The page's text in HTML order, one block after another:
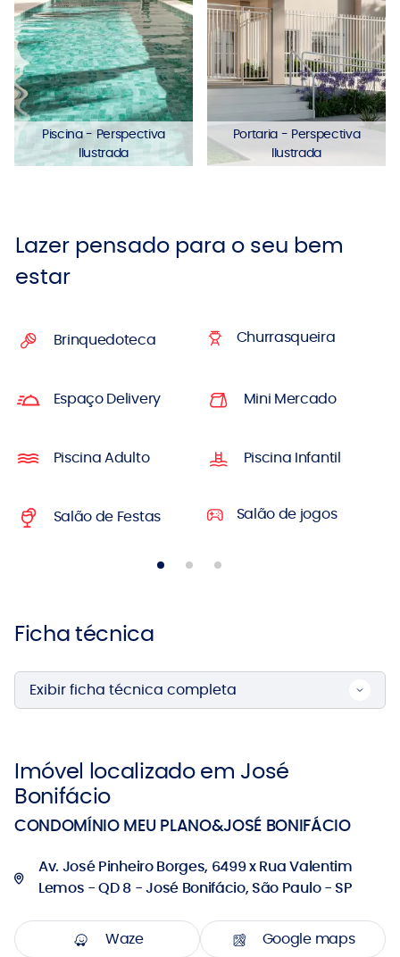
Piscina - Perspectiva
Ilustrada
Portaria - Perspectiva
Ilustrada
Lazer pensado para o seu bem
estar
Brinquedoteca Churrasqueira
Espaço Delivery Mini Mercado
Piscina Adulto Piscina Infantil
Salão de Festas Salão de jogos
Ficha técnica
Exibir ficha técnica completa
Imóvel localizado em José
Bonifácio
CONDOMÍNIO MEU PLANO&JOSÉ BONIFÁCIO
Av. José Pinheiro Borges, 6499 x Rua Valentim
Lemos - QD 8 - José Bonifácio, São Paulo - SP
Waze Google maps